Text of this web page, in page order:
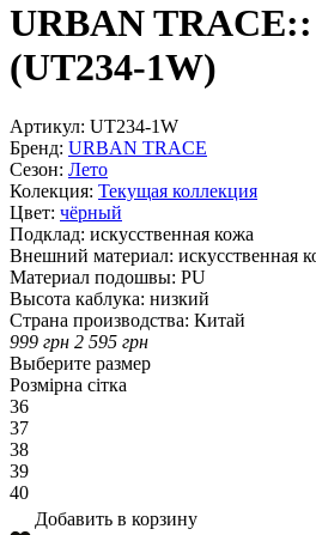
URBAN TRACE::
(UT234-1W)
Артикул: UT234-1W
Бренд: URBAN TRACE
Сезон: Лето
Колекция: Текущая коллекция
Цвет: чёрный
Подклад: искусственная кожа
Внешний материал: искусственная
Материал подошвы: PU
Высота каблука: низкий
Страна производства: Китай
999 грн 2 595 грн
Выберите размер
Розмірна сітка
36
37
38
39
40
Добавить в корзину